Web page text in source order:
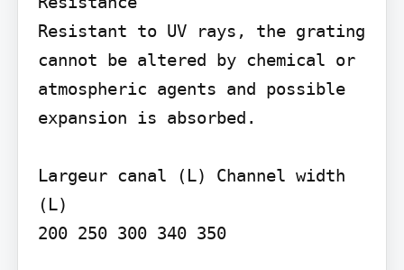
Resistant to UV rays, the grating
cannot be altered by chemical or
atmospheric agents and possible
expansion is absorbed.
Largeur canal (L) Channel width
(L)
200 250 300 340 350